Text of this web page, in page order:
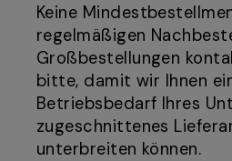
Keine
regelmäßigen
Großbestellungen
bitte, damit wir Ihnen
Betriebsbedarf Ihres
zugeschnittenes
unterbreiten können.